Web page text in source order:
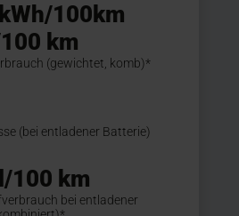
100km
km
(gewichtet, komb)*
(bei entladener Batterie)
100 km
bei entladener